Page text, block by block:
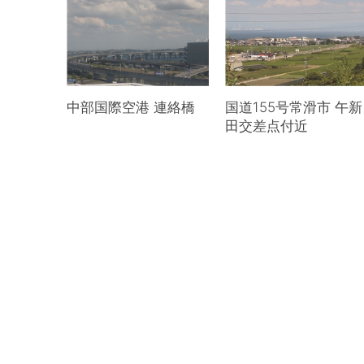
中部国際空港 連絡橋
国道155号常滑市 午新
田交差点付近